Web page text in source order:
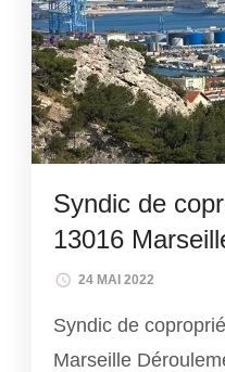
Syndic de
13016
24 MAI 2022
Syndic de
Marseille